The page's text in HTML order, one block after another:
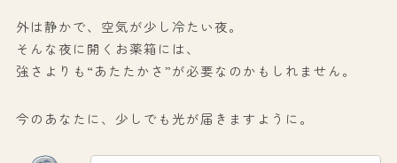
外は静かで、空気が少し冷たい夜。
そんな夜に開くお薬箱には、
強さよりも“あたたかさ”が必要なのかもしれません。
今のあなたに、少しでも光が届きますように。